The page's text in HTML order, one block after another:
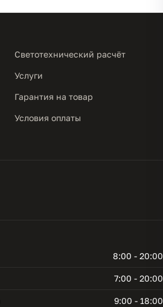
Светотехнический расчёт
Услуги
Гарантия на товар
Условия оплаты
8:00 - 20:00
7:00 - 20:00
9:00 - 18:00